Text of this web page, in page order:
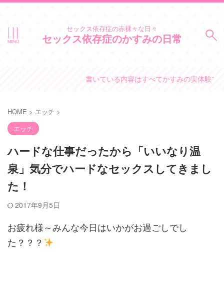
セックス依存症の赤裸々な日々
セックス依存症のかすみの日常
書いている内容はすべてかすみの実体験です。
HOME > エッチ >
エッチ
ハードな仕事だったから「いいなり温
泉」気分でハードなセックスしてきまし
た！
2017年9月5日
お疲れ様～みんな今日はいかがお過ごしでし
た？？？